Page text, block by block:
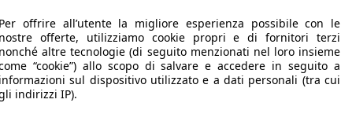
Per offrire all’utente la migliore esperienza possibile con le
nostre offerte, utilizziamo cookie propri e di fornitori terzi
nonché altre tecnologie (di seguito menzionati nel loro insieme
“cookie”) allo scopo di salvare e accedere in seguito a
informazioni sul dispositivo utilizzato e a dati personali (tra cui
indirizzi IP).